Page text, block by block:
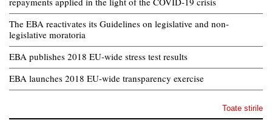
The EBA reactivates its Guidelines on legislative and non-
legislative moratoria
EBA publishes 2018 EU-wide stress test results
EBA launches 2018 EU-wide transparency exercise
Toate stirile